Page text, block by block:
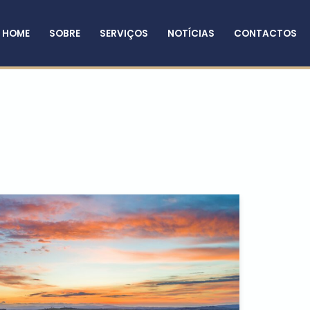
HOME SOBRE SERVIÇOS NOTÍCIAS CONTACTOS